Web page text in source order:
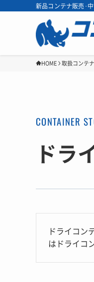
新品コンテナ販売･
HOME 取扱コンテ
ドラ
ドライコン
はドライコ